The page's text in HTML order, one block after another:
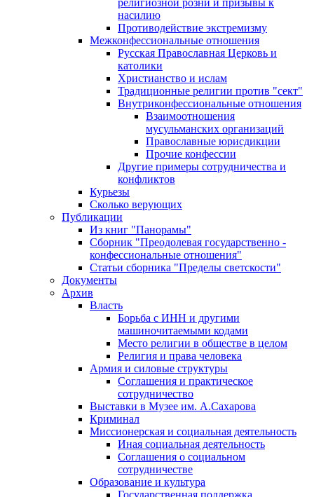
религиозной розни и призывы к
насилию
Противодействие экстремизму
Межконфессиональные отношения
Русская Православная Церковь и
католики
Христианство и ислам
Традиционные религии против "сект"
Внутриконфессиональные отношения
Взаимоотношения
мусульманских организаций
Православные юрисдикции
Прочие конфессии
Другие примеры сотрудничества и
конфликтов
Курьезы
Сколько верующих
Публикации
Из книг "Панорамы"
Сборник "Преодолевая государственно -
конфессиональные отношения"
Статьи сборника "Пределы светскости"
Документы
Архив
Власть
Борьба с ИНН и другими
машиночитаемыми кодами
Место религии в обществе в целом
Религия и права человека
Армия и силовые структуры
Соглашения и практическое
сотрудничество
Выставки в Музее им. А.Сахарова
Криминал
Миссионерская и социальная деятельность
Иная социальная деятельность
Соглашения о социальном
сотрудничестве
Образование и культура
Государственная поддержка